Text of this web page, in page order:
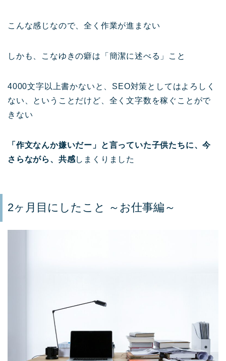
こんな感じなので、全く作業が進まない
しかも、こなゆきの癖は「簡潔に述べる」こと
4000文字以上書かないと、SEO対策としてはよろしく
ない、ということだけど、全く文字数を稼ぐことがで
きない
「作文なんか嫌いだー」と言っていた子供たちに、今
さらながら、共感しまくりました
2ヶ月目にしたこと ～お仕事編～